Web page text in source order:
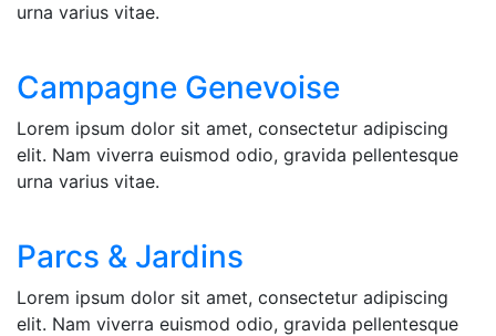
urna varius vitae.
Campagne Genevoise
Lorem ipsum dolor sit amet, consectetur adipiscing
elit. Nam viverra euismod odio, gravida pellentesque
urna varius vitae.
Parcs & Jardins
Lorem ipsum dolor sit amet, consectetur adipiscing
elit. Nam viverra euismod odio, gravida pellentesque